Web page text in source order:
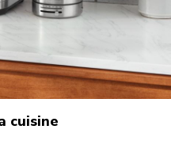
cuisine